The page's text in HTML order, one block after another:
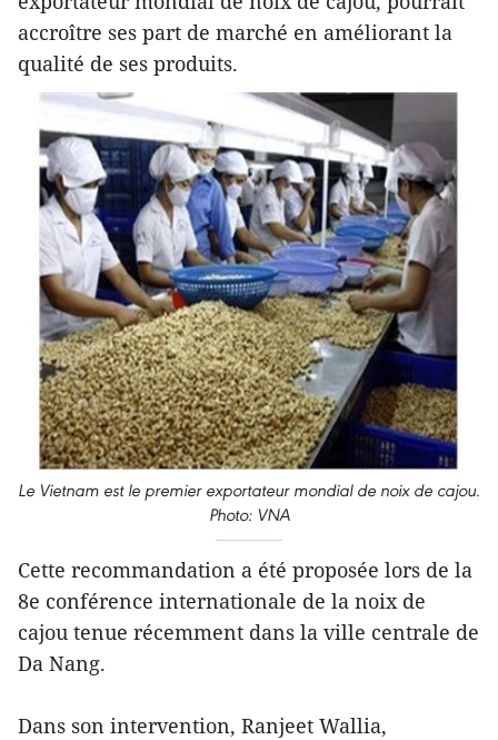
accroître ses part de marché en améliorant la
qualité de ses produits.
Le Vietnam est le premier exportateur mondial de noix de cajou.
Photo: VNA
Cette recommandation a été proposée lors de la
8e conférence internationale de la noix de
cajou tenue récemment dans la ville centrale de
Da Nang.
​Dans son intervention, Ranjeet Wallia,